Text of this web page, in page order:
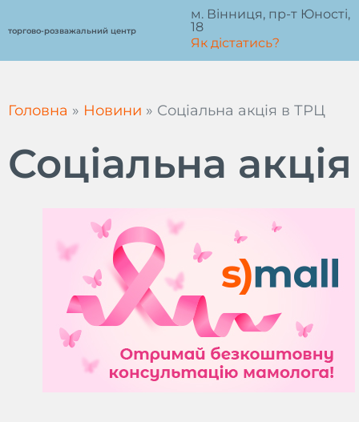
доторгово-розважальний центр
м. Вінниця, пр-т Юності,
18
Як дістатись?
Головна » Новини » Соціальна акція в ТРЦ
Соціальна